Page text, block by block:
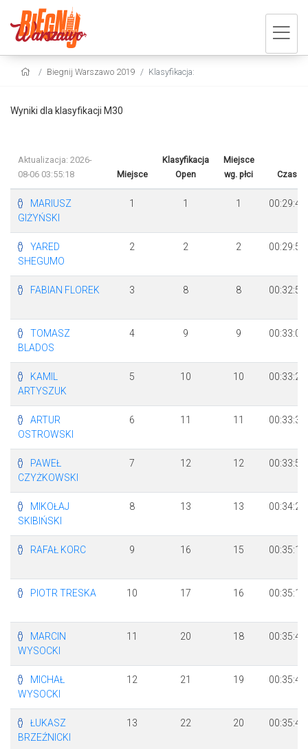
Biegnij Warszawo 2019 Klasyfikacja:
Wyniki dla klasyfikacji M30
Aktualizacja: 2026-
08-06 03:55:18
Miejsce
Klasyfikacja
Open
Miejsce
wg. płci
Czas
MARIUSZ
GIŻYŃSKI
1 1 1 00:29:41
YARED
SHEGUMO
2 2 2 00:29:58
FABIAN FLOREK 3 8 8 00:32:59
TOMASZ
BLADOS
4 9 9 00:33:04
KAMIL
ARTYSZUK
5 10 10 00:33:24
ARTUR
OSTROWSKI
6 11 11 00:33:39
PAWEŁ
CZYŻKOWSKI
7 12 12 00:33:53
MIKOŁAJ
SKIBIŃSKI
8 13 13 00:34:26
RAFAŁ KORC 9 16 15 00:35:14
PIOTR TRESKA 10 17 16 00:35:18
MARCIN
WYSOCKI
11 20 18 00:35:41
MICHAŁ
WYSOCKI
12 21 19 00:35:45
ŁUKASZ
BRZEŹNICKI
13 22 20 00:35:46